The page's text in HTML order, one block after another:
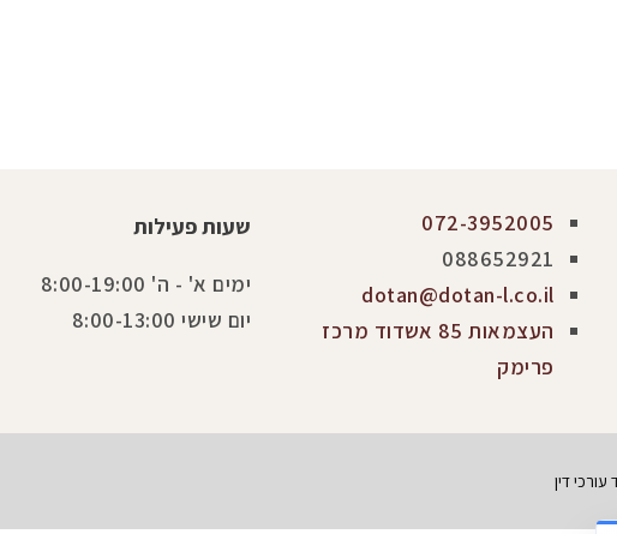
072-3952005
088652921
dotan@dotan-l.co.il
העצמאות 85 אשדוד מרכז
פרימק
שעות פעילות
ימים א' - ה' 8:00-19:00
יום שישי 8:00-13:00